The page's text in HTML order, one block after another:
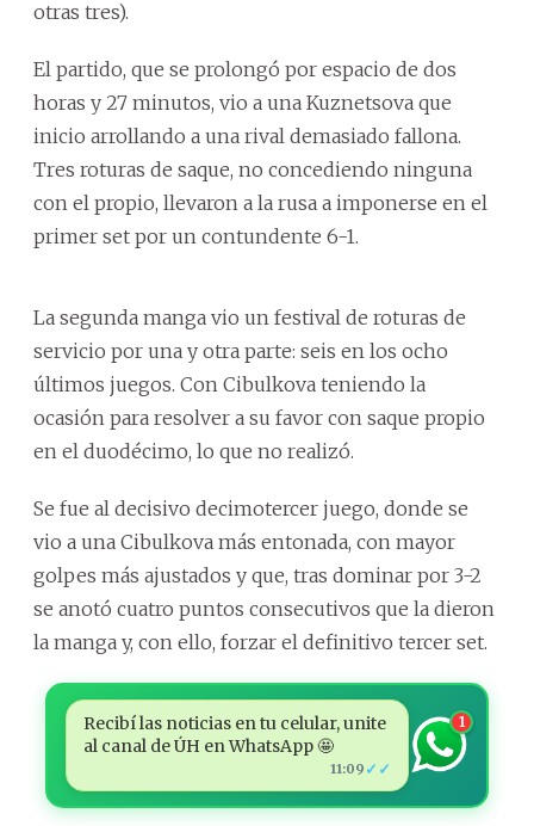
otras tres).
El partido, que se prolongó por espacio de dos
horas y 27 minutos, vio a una Kuznetsova que
inicio arrollando a una rival demasiado fallona.
Tres roturas de saque, no concediendo ninguna
con el propio, llevaron a la rusa a imponerse en el
primer set por un contundente 6-1.
La segunda manga vio un festival de roturas de
servicio por una y otra parte: seis en los ocho
últimos juegos. Con Cibulkova teniendo la
ocasión para resolver a su favor con saque propio
en el duodécimo, lo que no realizó.
Se fue al decisivo decimotercer juego, donde se
vio a una Cibulkova más entonada, con mayor
golpes más ajustados y que, tras dominar por 3-2
se anotó cuatro puntos consecutivos que la dieron
la manga y, con ello, forzar el definitivo tercer set.
Recibí las noticias en tu celular, unite
al canal de ÚH en WhatsApp 🤩
11:09 ✓✓
1